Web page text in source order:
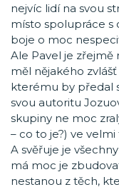
nejvíc lidí na svou
místo spolupráce s
boje o moc
Ale Pavel je zřejmě
měl nějakého
kterému by předal
svou autoritu
skupiny ne moc
– co to je?) ve
A svěřuje je
má moc je
nestanou z těch,